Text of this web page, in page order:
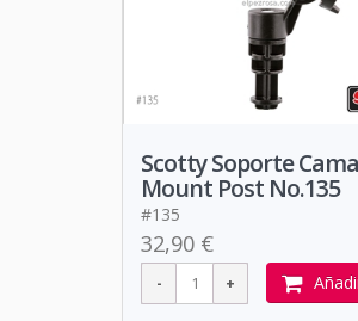
Scotty Soporte
Mount Post No.135
#135
32,90 €